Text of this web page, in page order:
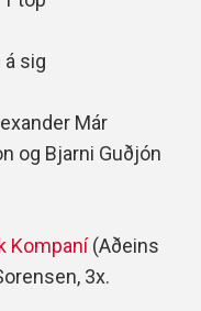
sig
Már
og Bjarni Guðjón
Kompaní(Aðeins
3x.